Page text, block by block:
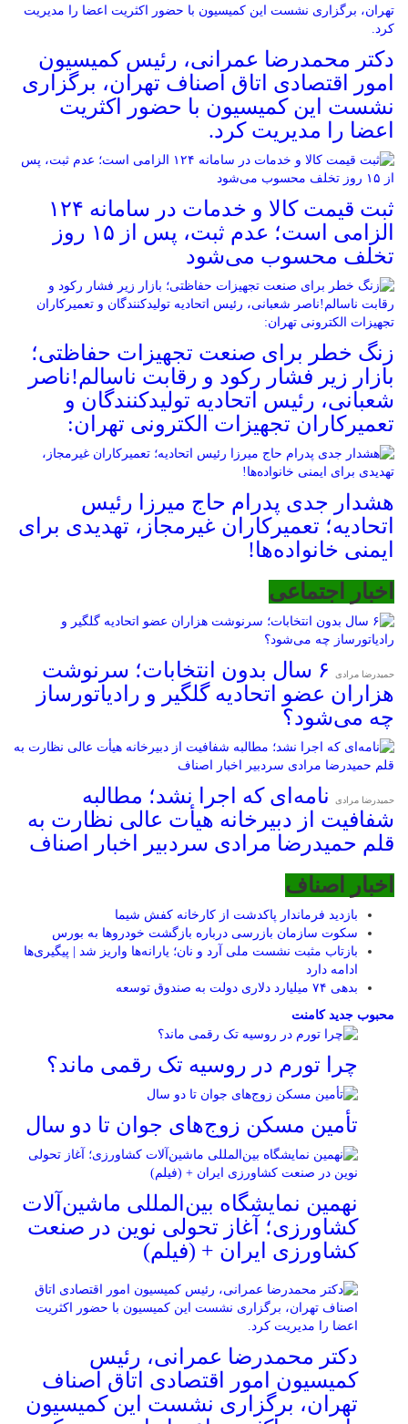
دکتر محمدرضا عمرانی، رئیس کمیسیون
امور اقتصادی اتاق اصناف تهران، برگزاری
نشست این کمیسیون با حضور اکثریت
اعضا را مدیریت کرد.
ثبت قیمت کالا و خدمات در سامانه ۱۲۴
الزامی است؛ عدم ثبت، پس از ۱۵ روز
تخلف محسوب می‌شود
زنگ خطر برای صنعت تجهیزات حفاظتی؛
بازار زیر فشار رکود و رقابت ناسالم!ناصر
شعبانی، رئیس اتحادیه تولیدکنندگان و
تعمیرکاران تجهیزات الکترونی تهران:
هشدار جدی پدرام حاج میرزا رئیس
اتحادیه؛ تعمیرکاران غیرمجاز، تهدیدی برای
ایمنی خانواده‌ها!
اخبار اجتماعی
حمیدرضا مرادی
۶ سال بدون انتخابات؛ سرنوشت
هزاران عضو اتحادیه گلگیر و رادیاتورساز
چه می‌شود؟
حمیدرضا مرادی
نامه‌ای که اجرا نشد؛ مطالبه
شفافیت از دبیرخانه هیأت عالی نظارت به
قلم حمیدرضا مرادی سردبیر اخبار اصناف
اخبار اصناف
بازدید فرماندار پاکدشت از کارخانه کفش شیما
سکوت سازمان بازرسی درباره بازگشت خودروها به بورس
بازتاب مثبت نشست ملی آرد و نان؛ یارانه‌ها واریز شد | پیگیری‌ها
ادامه دارد
بدهی ۷۴ میلیارد دلاری دولت به صندوق توسعه
محبوب جدیدکامنت
چرا تورم در روسیه تک رقمی ماند؟
تأمین مسکن زوج‌های جوان تا دو سال
نهمین نمایشگاه بین‌المللی ماشین‌آلات
کشاورزی؛ آغاز تحولی نوین در صنعت
کشاورزی ایران + (فیلم)
دکتر محمدرضا عمرانی، رئیس
کمیسیون امور اقتصادی اتاق اصناف
تهران، برگزاری نشست این کمیسیون